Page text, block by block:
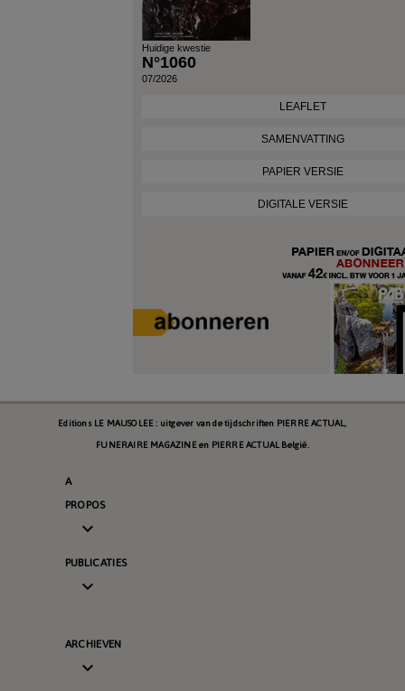
Huidige kwestie
N°1060
07/2026
LEAFLET
SAMENVATTING
PAPIER VERSIE
DIGITALE VERSIE
Editions LE MAUSOLEE : uitgever van de tijdschriften PIERRE ACTUAL,
FUNERAIRE MAGAZINE en PIERRE ACTUAL België.
A
PROPOS

PUBLICATIES

ARCHIEVEN
